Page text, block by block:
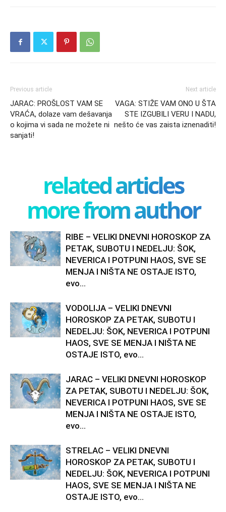
Previous article
JARAC: PROŠLOST VAM SE
VRAĆA, dolaze vam dešavanja
o kojima vi sada ne možete ni
sanjati!
Next article
VAGA: STIŽE VAM ONO U ŠTA
STE IZGUBILI VERU I NADU,
nešto će vas zaista iznenaditi!
related articles
more from author
RIBE – VELIKI DNEVNI HOROSKOP ZA
PETAK, SUBOTU I NEDELJU: ŠOK,
NEVERICA I POTPUNI HAOS, SVE SE
MENJA I NIŠTA NE OSTAJE ISTO,
evo...
VODOLIJA – VELIKI DNEVNI
HOROSKOP ZA PETAK, SUBOTU I
NEDELJU: ŠOK, NEVERICA I POTPUNI
HAOS, SVE SE MENJA I NIŠTA NE
OSTAJE ISTO, evo...
JARAC – VELIKI DNEVNI HOROSKOP
ZA PETAK, SUBOTU I NEDELJU: ŠOK,
NEVERICA I POTPUNI HAOS, SVE SE
MENJA I NIŠTA NE OSTAJE ISTO,
evo...
STRELAC – VELIKI DNEVNI
HOROSKOP ZA PETAK, SUBOTU I
NEDELJU: ŠOK, NEVERICA I POTPUNI
HAOS, SVE SE MENJA I NIŠTA NE
OSTAJE ISTO, evo...